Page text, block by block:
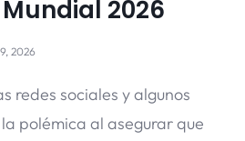
2026
2026
redes sociales y algunos
polémica al asegurar que